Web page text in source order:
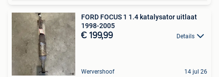
FORD FOCUS 1 1.4 katalysator uitlaat
1998-2005
€ 199,99 Details
Wervershoof 14 jul 26